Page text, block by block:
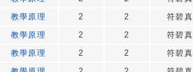
教學原理 2 2 符碧真
教學原理 2 2 符碧真
教學原理 2 2 符碧真